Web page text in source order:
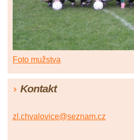
Foto mužstva
Kontakt
zl.chvalovice@seznam.cz